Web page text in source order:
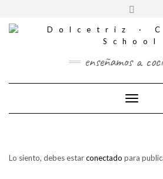
contenido
CONTACTO
SOCIALES
enseñamos a
Cambiar
Lo siento, debes estarconectado para